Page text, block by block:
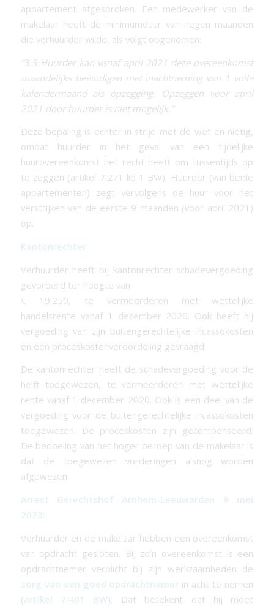
appartement afgesproken. Een medewerker van de
makelaar heeft de minimumduur van negen maanden
die verhuurder wilde, als volgt opgenomen:
“3.3 Huurder kan vanaf april 2021 deze overeenkomst
maandelijks beëindigen met inachtneming van 1 volle
kalendermaand als opzegging. Opzeggen voor april
2021 door huurder is niet mogelijk.”
Deze bepaling is echter in strijd met de wet en nietig,
omdat huurder in het geval van een tijdelijke
huurovereenkomst het recht heeft om tussentijds op
te zeggen (artikel 7:271 lid 1 BW). Huurder (van beide
appartementen) zegt vervolgens de huur voor het
verstrijken van de eerste 9 maanden (voor april 2021)
op.
Kantonrechter
Verhuurder heeft bij kantonrechter schadevergoeding
gevorderd ter hoogte van
€ 19.250, te vermeerderen met wettelijke
handelsrente vanaf 1 december 2020. Ook heeft hij
vergoeding van zijn buitengerechtelijke incassokosten
en een proceskostenveroordeling gevraagd.
De kantonrechter heeft de schadevergoeding voor de
helft toegewezen, te vermeerderen met wettelijke
rente vanaf 1 december 2020. Ook is een deel van de
vergoeding voor de buitengerechtelijke incassokosten
toegewezen. De proceskosten zijn gecompenseerd.
De bedoeling van het hoger beroep van de makelaar is
dat de toegewezen vorderingen alsnog worden
afgewezen.
Arrest Gerechtshof Arnhem-Leeuwarden 9 mei
2023:
Verhuurder en de makelaar hebben een overeenkomst
van opdracht gesloten. Bij zo’n overeenkomst is een
opdrachtnemer verplicht bij zijn werkzaamheden de
zorg van een goed opdrachtnemer in acht te nemen
(artikel 7:401 BW). Dat betekent dat hij moet